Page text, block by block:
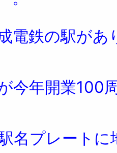
電鉄の駅があ
今年開業100
名プレートに